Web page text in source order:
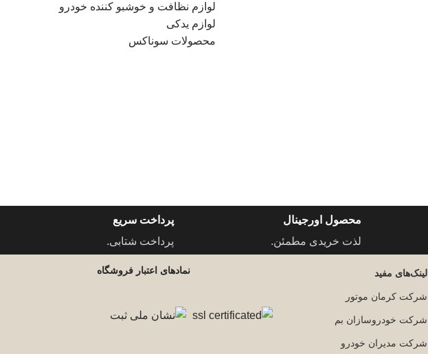
لوازم نظافت و خوشبو کننده خودرو
لوازم یدکی
محصولات سوناکس
محصول اورجینال
لذت خریدی مطمئن.
پرداخت سریع
پرداخت شتابی.
لینک‌های مفید
شرکت کرمان موتور
شرکت خودروسازان بم
شرکت مدیران خودرو
نمادهای اعتبار فروشگاه